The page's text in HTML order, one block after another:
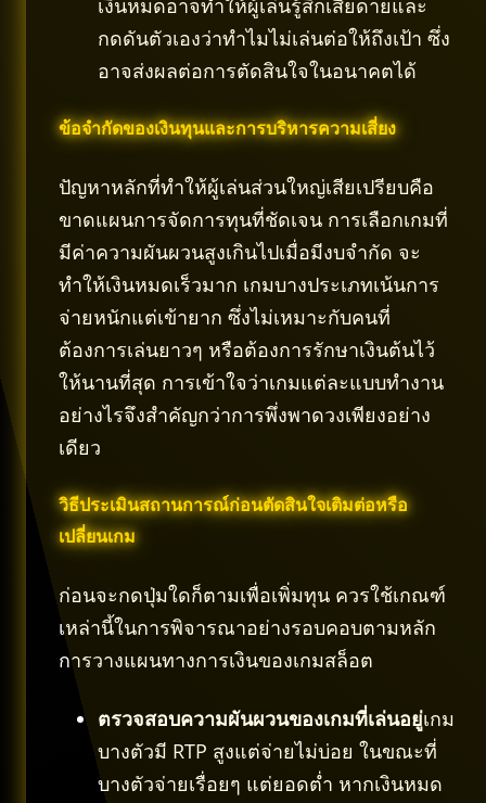
เงินหมดอาจทำให้ผู้เล่นรู้สึกเสียดายและ
กดดันตัวเองว่าทำไมไม่เล่นต่อให้ถึงเป้า ซึ่ง
อาจส่งผลต่อการตัดสินใจในอนาคตได้
ข้อจำกัดของเงินทุนและการบริหารความเสี่ยง
ปัญหาหลักที่ทำให้ผู้เล่นส่วนใหญ่เสียเปรียบคือ
ขาดแผนการจัดการทุนที่ชัดเจน การเลือกเกมที่
มีค่าความผันผวนสูงเกินไปเมื่อมีงบจำกัด จะ
ทำให้เงินหมดเร็วมาก เกมบางประเภทเน้นการ
จ่ายหนักแต่เข้ายาก ซึ่งไม่เหมาะกับคนที่
ต้องการเล่นยาวๆ หรือต้องการรักษาเงินต้นไว้
ให้นานที่สุด การเข้าใจว่าเกมแต่ละแบบทำงาน
อย่างไรจึงสำคัญกว่าการพึ่งพาดวงเพียงอย่าง
เดียว
วิธีประเมินสถานการณ์ก่อนตัดสินใจเติมต่อหรือ
เปลี่ยนเกม
ก่อนจะกดปุ่มใดก็ตามเพื่อเพิ่มทุน ควรใช้เกณฑ์
เหล่านี้ในการพิจารณาอย่างรอบคอบตามหลัก
การวางแผนทางการเงินของเกมสล็อต
ตรวจสอบความผันผวนของเกมที่เล่นอยู่เกม
บางตัวมี RTP สูงแต่จ่ายไม่บ่อย ในขณะที่
บางตัวจ่ายเรื่อยๆ แต่ยอดต่ำ หากเงินหมด